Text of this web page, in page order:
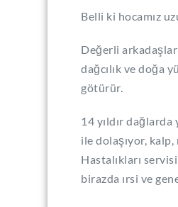
Belli ki hocamız
Değerli arkadaşlar
dağcılık ve doğa
götürür.
14 yıldır dağlarda
ile dolaşıyor,
Hastalıkları
birazda ırsi ve